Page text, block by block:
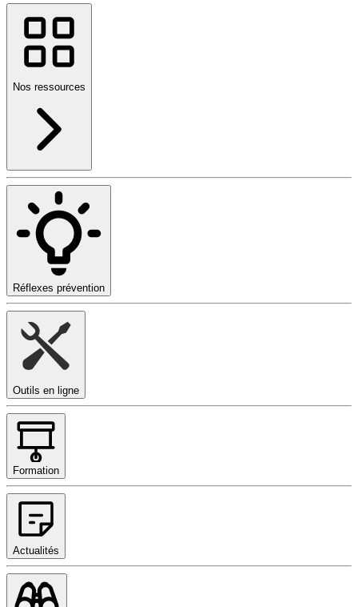
Nos ressources
Réflexes prévention
Outils en ligne
Formation
Actualités